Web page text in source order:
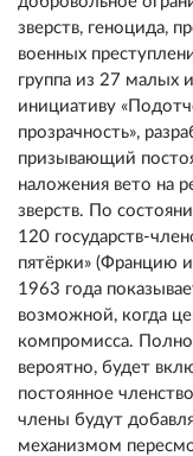
зверств, геноцида,
военных
группа из 27 малых
инициативу
прозрачность»,
призывающий
наложения вето на
зверств. По
120 государств-
пятёрки» (Францию
1963 года
возможной, когда
компромисса.
вероятно, будет
постоянное
члены будут
механизмом